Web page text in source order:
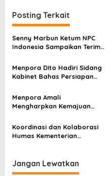
i
g
a
s
i
p
s
Posting Terkait
Senny Marbun Ketum NPC
Indonesia Sampaikan Terima
Atas Dukungan Penuhnya
Menpora Dito Hadiri Sidang
Kabinet Bahas Persiapan
Menpora Amali
Mengharpkan Kemajuan
Koordinasi dan Kolaborasi
Humas Kementerian
ASEAN 2023
Jangan Lewatkan